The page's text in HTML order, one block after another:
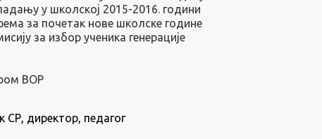
у школској 2015-2016. години
за почетак нове школске године
за избор ученика генерације
ВОР
СР, директор, педагог